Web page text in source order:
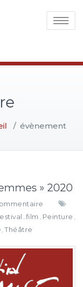
Toggle
/ évènement
» 2020
, film , Peinture ,
, Théâtre